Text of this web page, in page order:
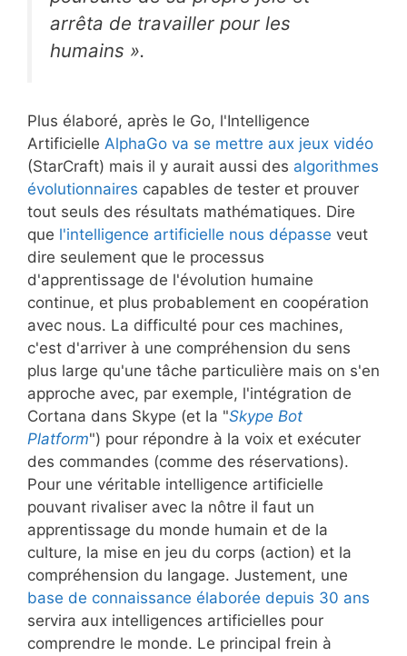
arrêta de travailler pour les
humains ».
Plus élaboré, après le Go, l'Intelligence
Artificielle AlphaGo va se mettre aux jeux vidéo
(StarCraft) mais il y aurait aussi des algorithmes
évolutionnaires capables de tester et prouver
tout seuls des résultats mathématiques. Dire
que l'intelligence artificielle nous dépasse veut
dire seulement que le processus
d'apprentissage de l'évolution humaine
continue, et plus probablement en coopération
avec nous. La difficulté pour ces machines,
c'est d'arriver à une compréhension du sens
plus large qu'une tâche particulière mais on s'en
approche avec, par exemple, l'intégration de
Cortana dans Skype (et la "Skype Bot
Platform") pour répondre à la voix et exécuter
des commandes (comme des réservations).
Pour une véritable intelligence artificielle
pouvant rivaliser avec la nôtre il faut un
apprentissage du monde humain et de la
culture, la mise en jeu du corps (action) et la
compréhension du langage. Justement, une
base de connaissance élaborée depuis 30 ans
servira aux intelligences artificielles pour
comprendre le monde. Le principal frein à